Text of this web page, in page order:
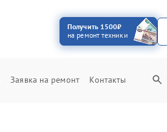
Получить 1500₽
на ремонт техники
Заявка на ремонт Контакты